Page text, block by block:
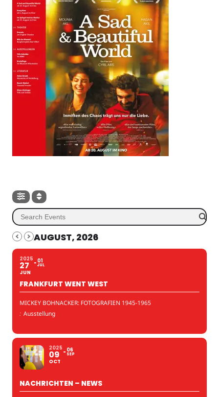
AUGUST, 2026
2025
27
JUN
01
JUL
FRANKFURT WENT WEST
MICKEY BOHNACKER: FOTOGRAFIEN 1945-1965
: Ausstellung
2025
09
OCT
06
SEP
NACHRICHTEN – NEWS